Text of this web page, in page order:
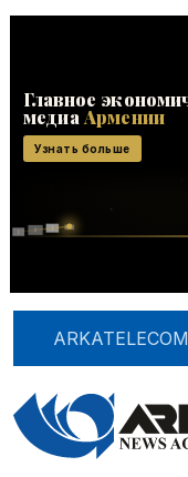
ARKATELECOM